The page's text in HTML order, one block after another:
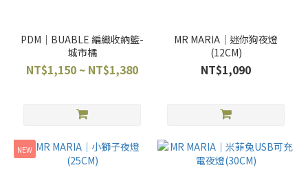
PDM｜BUABLE 編織收納籃-
城市橘
NT$1,150 ~ NT$1,380
MR MARIA｜迷你狗夜燈
(12CM)
NT$1,090
NEW